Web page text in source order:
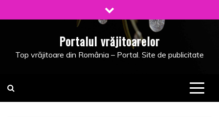
to
Portalul vrăjitoarelor
Top vrăjitoare din România – Portal. Site de publicitate